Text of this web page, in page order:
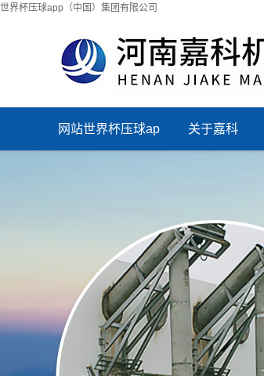
世界杯压球app（中国）集团有限公司
网站世界杯压球ap 关于嘉科